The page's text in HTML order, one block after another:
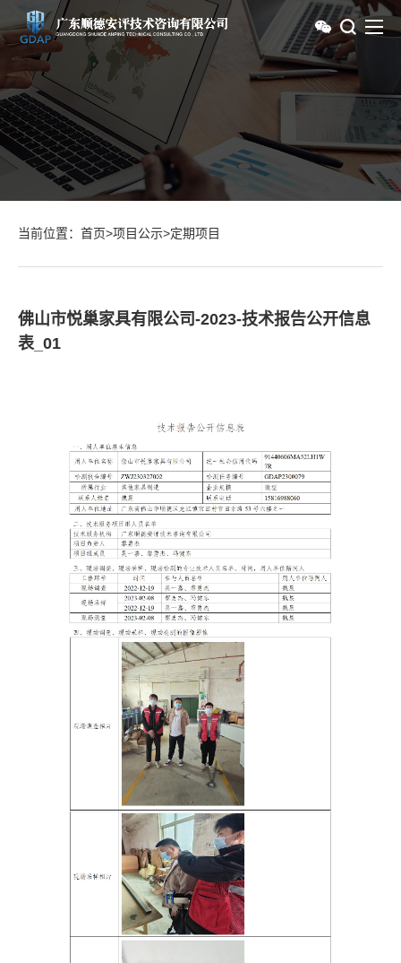
当前位置： 首页>项目公示>定期项目
佛山市悦巢家具有限公司-2023-技术报告公开信息
表_01